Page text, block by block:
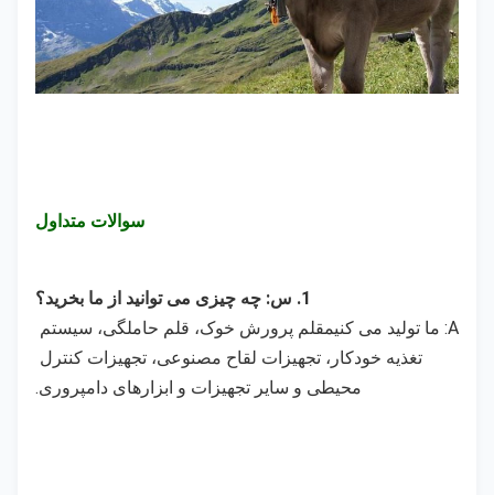
سوالات متداول
1. س: چه چیزی می توانید از ما بخرید؟
A: ما تولید می کنیم
محیطی و سایر تجهیزات و ابزارهای دامپروری.